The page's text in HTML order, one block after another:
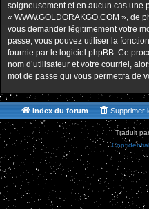
soigneusement et en aucun cas une
« WWW.GOLDORAKGO.COM », de
vous demander légitimement votre
passe, vous pouvez utiliser la
fournie par le logiciel phpBB. Ce
nom d’utilisateur et votre courriel,
mot de passe qui vous permettra de
Index du forum Supprimer
Traduit